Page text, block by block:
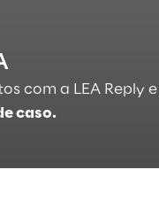
com a LEA Reply
caso.